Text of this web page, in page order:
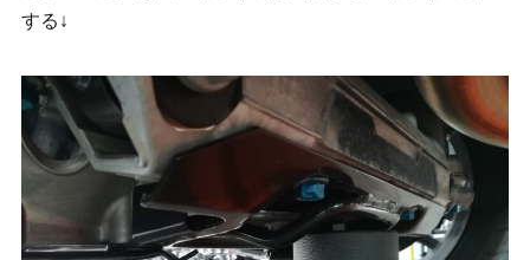
する↓